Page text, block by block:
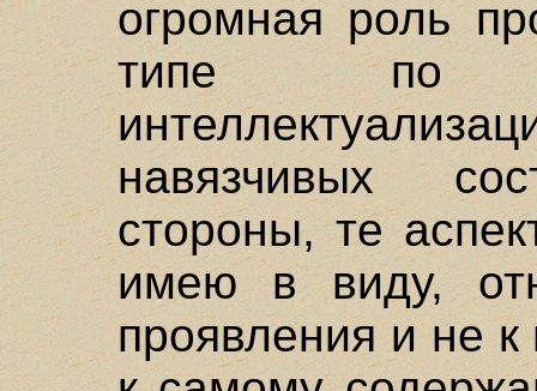
огромная роль
типе по
навязчивых
стороны, те
имею в виду,
проявления и не к